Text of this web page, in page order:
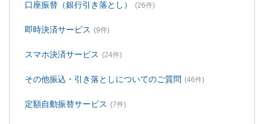
口座振替（銀行引き落とし） (26件)
即時決済サービス (9件)
スマホ決済サービス (24件)
その他振込・引き落としについてのご質問 (46件)
定額自動振替サービス (7件)